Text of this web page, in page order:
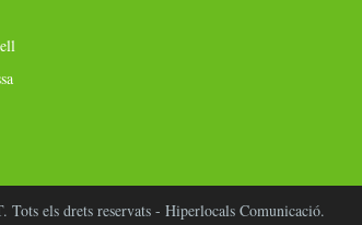
els drets reservats - Hiperlocals Comunicació.